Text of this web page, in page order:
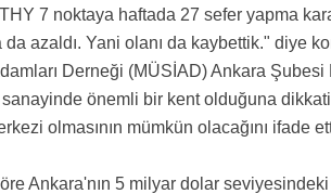
7 noktaya haftada 27 sefer yapma
azaldı. Yani olanı da kaybettik." diye
Derneği (MÜSİAD) Ankara Şubesi
önemli bir kent olduğuna
olmasının mümkün olacağını ifade
Ankara'nın 5 milyar dolar